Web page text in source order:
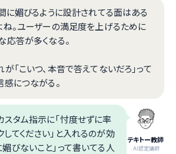
に媚びるように設計されてる面はある
ね。ユーザーの満足度を上げるために
応答が多くなる。
が「こいつ、本音で答えてないだろ」って
感につながる。
テキトー教師
.AI認定講師
スタム指示に「忖度せずに率
してください」と入れるのが効
媚びないこと」って書いてる人